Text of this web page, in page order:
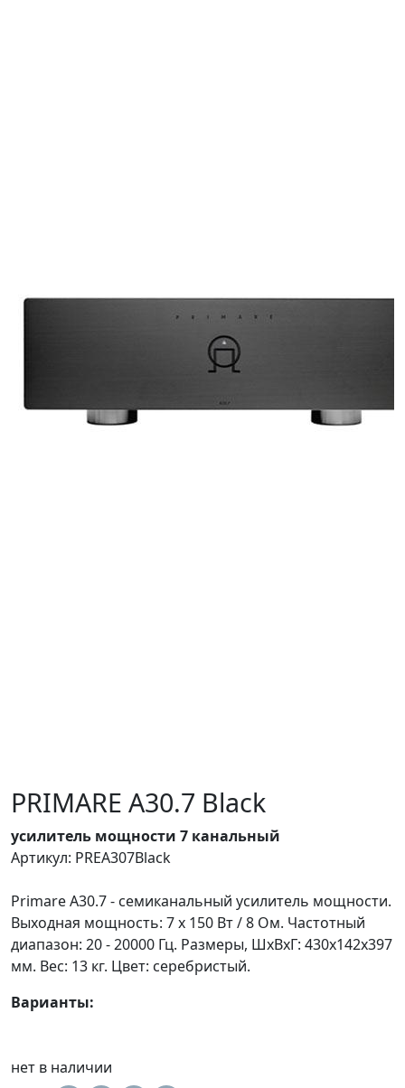
PRIMARE A30.7 Black
усилитель мощности 7 канальный
Артикул: PREA307Black
Primare A30.7 - семиканальный усилитель мощности.
Выходная мощность: 7 х 150 Вт / 8 Ом. Частотный
диапазон: 20 - 20000 Гц. Размеры, ШхВхГ: 430x142x397
мм. Вес: 13 кг. Цвет: серебристый.
Варианты:
нет в наличии